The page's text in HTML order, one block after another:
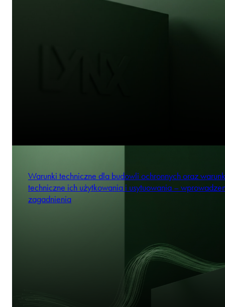
Warunki techniczne dla budowli ochronnych oraz
techniczne ich użytkowania i usytuowania –
zagadnienia